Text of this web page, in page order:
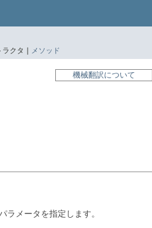
ラクタ | メソッド
機械翻訳について
メータを指定します。